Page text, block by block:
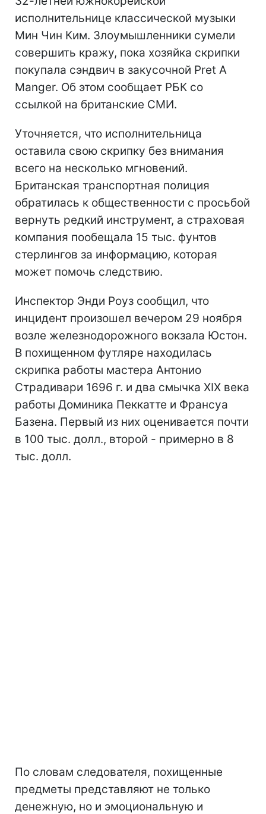
исполнительнице классической музыки
Мин Чин Ким. Злоумышленники сумели
совершить кражу, пока хозяйка скрипки
покупала сэндвич в закусочной Pret A
Manger. Об этом сообщает РБК со
ссылкой на британские СМИ.
Уточняется, что исполнительница
оставила свою скрипку без внимания
всего на несколько мгновений.
Британская транспортная полиция
обратилась к общественности с просьбой
вернуть редкий инструмент, а страховая
компания пообещала 15 тыс. фунтов
стерлингов за информацию, которая
может помочь следствию.
Инспектор Энди Роуз сообщил, что
инцидент произошел вечером 29 ноября
возле железнодорожного вокзала Юстон.
В похищенном футляре находилась
скрипка работы мастера Антонио
Страдивари 1696 г. и два смычка XIX века
работы Доминика Пеккатте и Франсуа
Базена. Первый из них оценивается почти
в 100 тыс. долл., второй - примерно в 8
тыс. долл.
По словам следователя, похищенные
предметы представляют не только
денежную, но и эмоциональную и